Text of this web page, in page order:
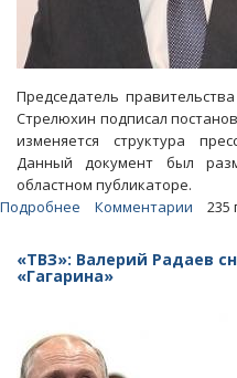
Председатель
Стрелюхин подписал
изменяется структура
Данный документ был
областном публикаторе.
Подробнее
пресс-
службе
отдел
интернет-
Комментарии 235
«ТВЗ»: Валерий Радаев
«Гагарина»